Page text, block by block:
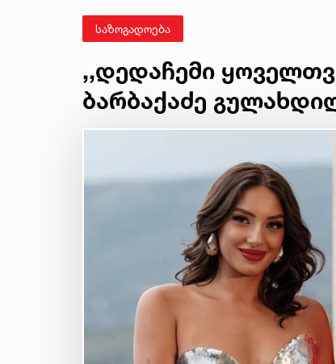
საზოგადოება
,,დედაჩემი
ბარბაქაძე